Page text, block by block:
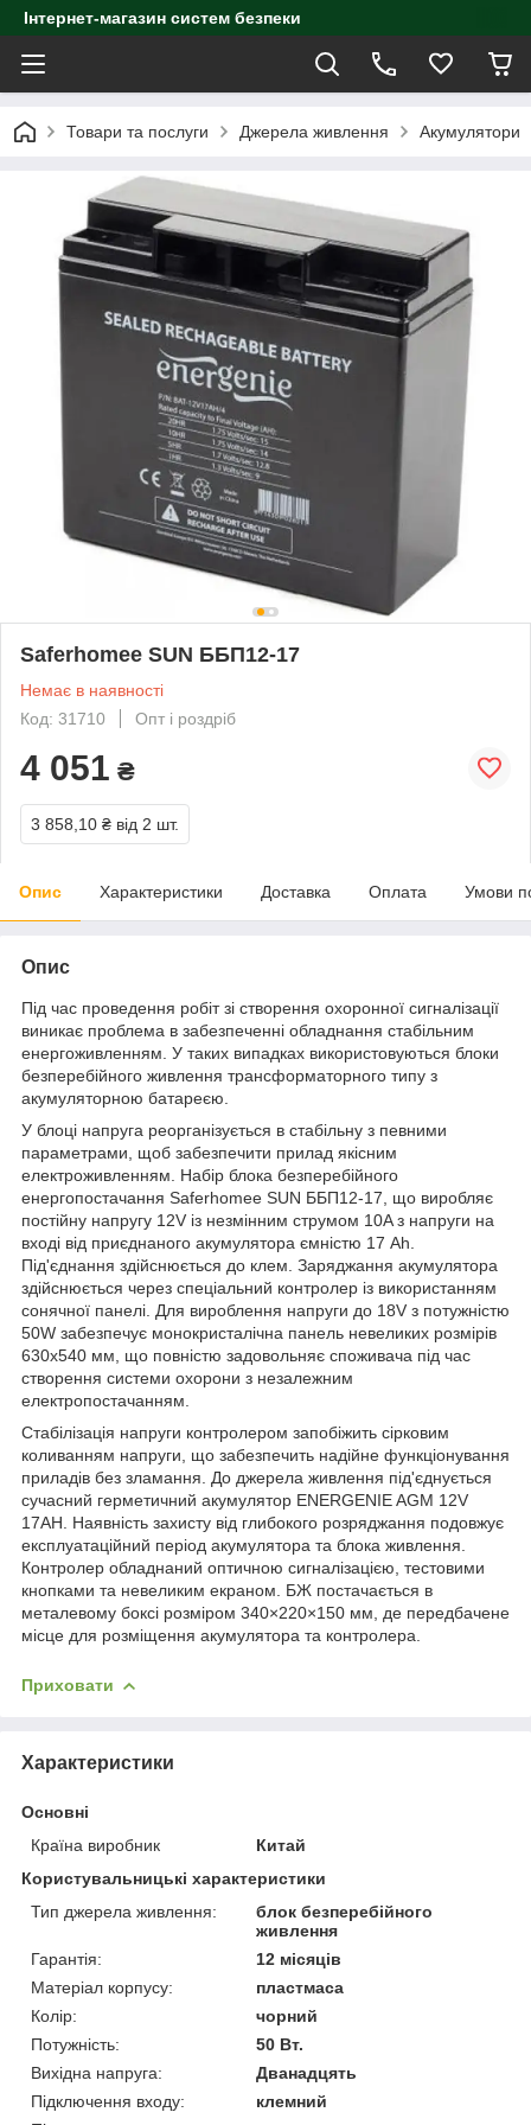
Інтернет-магазин систем безпеки
Товари та послуги Джерела живлення Акумулятори
Saferhomee SUN ББП12-17
Немає в наявності
Код: 31710
Опт і роздріб
4 051 ₴
3 858,10 ₴ від 2 шт.
Опис Характеристики Доставка Оплата Умови
Опис
Під час проведення робіт зі створення охоронної сигналізації
виникає проблема в забезпеченні обладнання стабільним
енергоживленням. У таких випадках використовуються блоки
безперебійного живлення трансформаторного типу з
акумуляторною батареєю.
У блоці напруга реорганізується в стабільну з певними
параметрами, щоб забезпечити прилад якісним
електроживленням. Набір блока безперебійного
енергопостачання Saferhomee SUN ББП12-17, що виробляє
постійну напругу 12V із незмінним струмом 10A з напруги на
вході від приєднаного акумулятора ємністю 17 Ah.
Під'єднання здійснюється до клем. Заряджання акумулятора
здійснюється через спеціальний контролер із використанням
сонячної панелі. Для вироблення напруги до 18V з потужністю
50W забезпечує монокристалічна панель невеликих розмірів
630x540 мм, що повністю задовольняє споживача під час
створення системи охорони з незалежним
електропостачанням.
Стабілізація напруги контролером запобіжить сірковим
коливанням напруги, що забезпечить надійне функціонування
приладів без зламання. До джерела живлення під'єднується
сучасний герметичний акумулятор ENERGENIE AGM 12V
17AH. Наявність захисту від глибокого розряджання подовжує
експлуатаційний період акумулятора та блока живлення.
Контролер обладнаний оптичною сигналізацією, тестовими
кнопками та невеликим екраном. БЖ постачається в
металевому боксі розміром 340×220×150 мм, де передбачене
місце для розміщення акумулятора та контролера.
Приховати
Характеристики
Основні
Країна виробник
Китай
Користувальницькі характеристики
Тип джерела живлення:
блок безперебійного
живлення
Гарантія:
12 місяців
Матеріал корпусу:
пластмаса
Колір:
чорний
Потужність:
50 Вт.
Вихідна напруга:
Дванадцять
Підключення входу:
клемний